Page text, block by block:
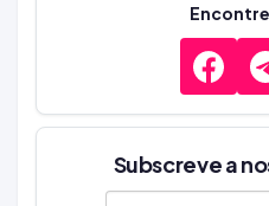
Subscreve a